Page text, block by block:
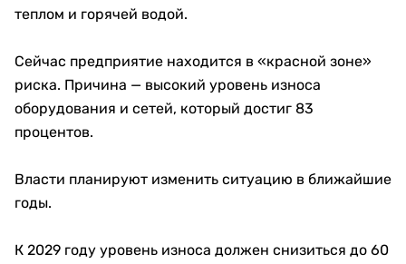
теплом и горячей водой.
Сейчас предприятие находится в «красной зоне»
риска. Причина — высокий уровень износа
оборудования и сетей, который достиг 83
процентов.
Власти планируют изменить ситуацию в ближайшие
годы.
К 2029 году уровень износа должен снизиться до 60